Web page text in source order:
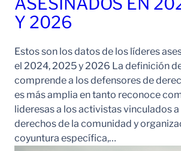
Y 2026
Estos son los datos de los líderes
el 2024, 2025 y 2026 La definición
comprende a los defensores de
es más amplia en tanto reconoce
lideresas a los activistas vinculados
derechos de la comunidad y
coyuntura específica,…